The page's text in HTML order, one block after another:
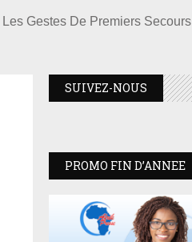
Gestes De Premiers Secours
SUIVEZ-NOUS
PROMO FIN D’ANNEE